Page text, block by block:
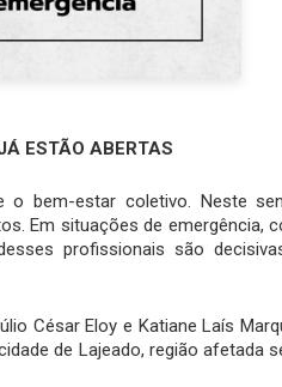
ESTÃO ABERTAS
o bem-estar coletivo. Neste
Em situações de emergência,
profissionais são
César Eloy e Katiane Laís
de Lajeado, região afetada